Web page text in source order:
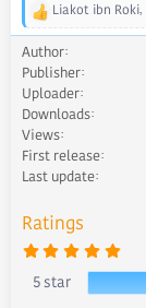
R
e
a
c
t
i
o
n
s
Liakot ibn Roki,
Author
Publisher
Uploader
Downloads
Views
First release
Last update
Ratings
5
0
0
5 star